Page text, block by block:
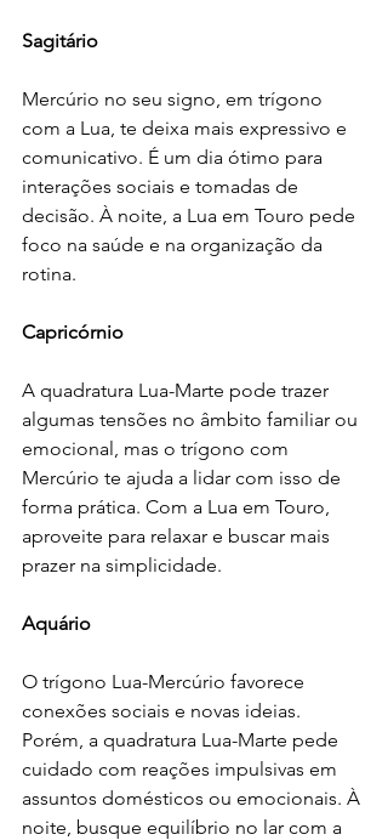
Sagitário
Mercúrio no seu signo, em trígono
com a Lua, te deixa mais expressivo e
comunicativo. É um dia ótimo para
interações sociais e tomadas de
decisão. À noite, a Lua em Touro pede
foco na saúde e na organização da
rotina.
Capricórnio
A quadratura Lua-Marte pode trazer
algumas tensões no âmbito familiar ou
emocional, mas o trígono com
Mercúrio te ajuda a lidar com isso de
forma prática. Com a Lua em Touro,
aproveite para relaxar e buscar mais
prazer na simplicidade.
Aquário
O trígono Lua-Mercúrio favorece
conexões sociais e novas ideias.
Porém, a quadratura Lua-Marte pede
cuidado com reações impulsivas em
assuntos domésticos ou emocionais. À
noite, busque equilíbrio no lar com a